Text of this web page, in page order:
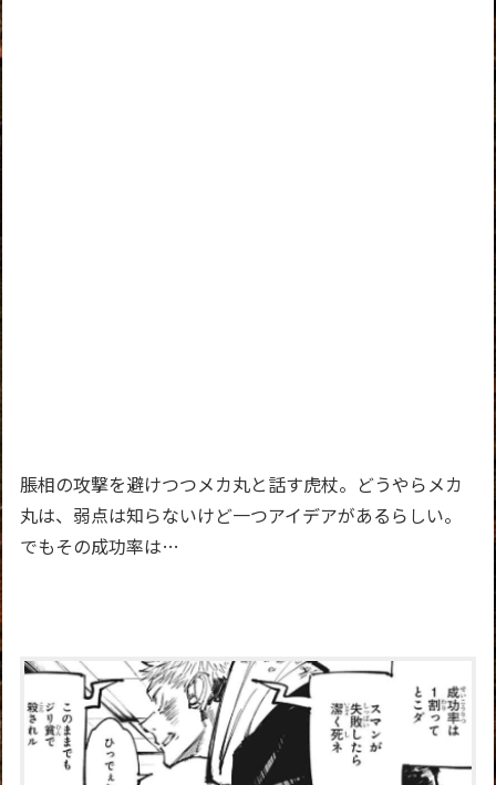
脹相の攻撃を避けつつメカ丸と話す虎杖。どうやらメカ
丸は、弱点は知らないけど一つアイデアがあるらしい。
でもその成功率は…